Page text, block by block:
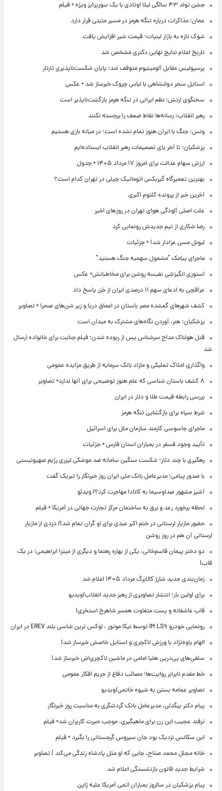
جشن تولد ۴۳ سالگی لیلا اوتادی با یک سورپرایز ویژه + فیلم
عمان: مذاکرات درباره تنگه هرمز در مسیر مثبتی قرار دارد
شوک تازه به بازار لبنیات؛ قیمت شیر افزایش یافت
تاریخ اعلام نتایج نهایی دکتری مشخص شد
پرسپولیس مقابل آلومینیوم متوقف شد؛ پایان شکست‌ناپذیری تارتار
استایل سحر دولتشاهی با لباس چروک خبرساز شد + عکس
سخنگوی ارتش: نظم ایرانی در تنگه هرمز بازگشت‌ناپذیر است
رهبر انقلاب: رسانه‌ها نقاط ضعف را برجسته نکنند
ونس: جنگ با ایران هنوز تمام نشده است؛ در میانه بازی هستیم
پزشکیان: تا آخر پای تصمیمات رهبر انقلاب ایستاده‌ایم
ارزش سهام عدالت برای امروز ۱۷ مرداد ۱۴۰۵ + جدول
بهترین تعمیرگاه گیربکس اتوماتیک جیلی در تهران کدام است؟
آخرین خبر از پرونده کلثوم اکبری
علت اصلی آلودگی هوای تهران در روزهای اخیر
رضا شکاری از تیم جدیدش رونمایی کرد
لیونل مسی عزادار شد! + جزئیات
ماجرای پیامک "مشمول سهمیه جنگ هستید"
استوری انگیزشی نفیسه روشن برای مخاطبانش+ عکس
عراقچی به ادعای سهم ۱۱ درصدی ایران از خزر پاسخ داد
کشف شهرهای گمشده مصر باستان در اعماق دریا و زیر شن‌های صحرا + تصاویر
پزشکیان: هنر، آوردن نگاه‌های مشترک به میدان است
قتل هولناک مداح سرشناس پس از ربوده شدن؛ فیلم جنایت برای خانواده ارسال
شد
واگذاری املاک تملیکی و مازاد بانک سرمایه از طریق مزایده عمومی
۸ کشف باستان شناسی که علم هنوز توضیحی برای آنها ندارد+ تصاویر
بررسی رابطه قیمت طلا و دلار در ایران
شرط سپاه برای بازگشایی تنگه هرمز
ماجرای جاسوسی کارمند سازمان ملل برای اسرائیل
تأیید وجود فسفر در بمباران استان فارس + جزئیات
رهگیری با چند دلار؛ شکست سنگین سامانه ضد موشکی لیزری رژیم صهیونیستی
با صدور پیامی؛ مدیرعامل بانک ملی ایران روز خبرنگار را تبریک گفت
آشپز مشهور صداوسیما به کانادا مهاجرت کرد؟/ ویدئو
لحظه برخورد رعد و برق به ساختمان مرکز تجارت جهانی در آمریکا + فیلم
حضور مازیار لرستانی در ختم اکبر عبدی برای او گران تمام شد!/ دزدی از مازیار
لرستانی آن هم در روز روشن
دو دختر پیمان قاسم‌خانی، یکی از بهاره رهنما و دیگری از میترا ابراهیمی؛ در یک
قاب!
زمان‌بندی جدید شارژ کالابرگ مرداد ۱۴۰۵ اعلام شد
برای اولین بار؛ انتشار تصاویری از رهبر جدید انقلاب/ویدیو
قاب عاشقانه و پست متفاوت همسر شاهرخ استخری!
رونمایی خودرو IM LS۹ توسط نیکا موتور ، لوکس ترین شاسی بلند EREV در ایران
الهام پاوه‌نژاد با ورزش لاکچری و استایل خاصش خبرساز شد!
سلفی‌های پی‌درپی هلیا امامی در ماشین لاکچری‌اش خبرساز شد!
خط مقدم نابرابر روایت‌ها؛ مصائب دفاع از حریم افکار عمومی
تصاویر عمامه بستن به شیوه خاتمی/ویدیو
پیام دکتر بیگدلی، مدیرعامل بانک گردشگری به مناسبت روز خبرنگار
ترفند عجیب این زن برای ماهیگیری، موجب حیرت کاربران شد+ فیلم
این سکانس نزدیک بود جان سیروس گرجستانی را بگیرد + فیلم
خانه مجلل محمد صلاح، جایی که او مثل پادشاه زندگی می‌کند | تصاویر
شرایط جدید قانون بازنشستگی اعلام شد
پیام پزشکیان در سالروز بمباران اتمی آمریکا علیه ژاپن